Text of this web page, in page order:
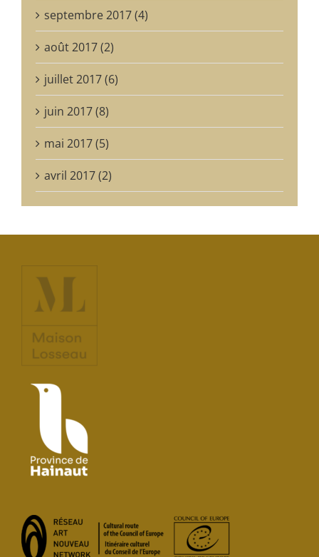
septembre 2017 (4)
août 2017 (2)
juillet 2017 (6)
juin 2017 (8)
mai 2017 (5)
avril 2017 (2)